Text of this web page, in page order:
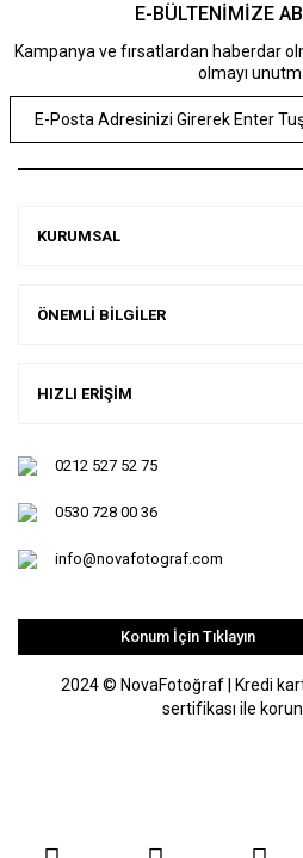
E-BÜLTENİMİZE
Kampanya ve fırsatlardan haberdar
olmayı
KURUMSAL
ÖNEMLİ BİLGİLER
HIZLI ERİŞİM
0212 527 52 75
0530 728 00 36
info@novafotograf.com
Konum İçin Tıklayın
2024 © NovaFotoğraf | Kredi
sertifikası ile